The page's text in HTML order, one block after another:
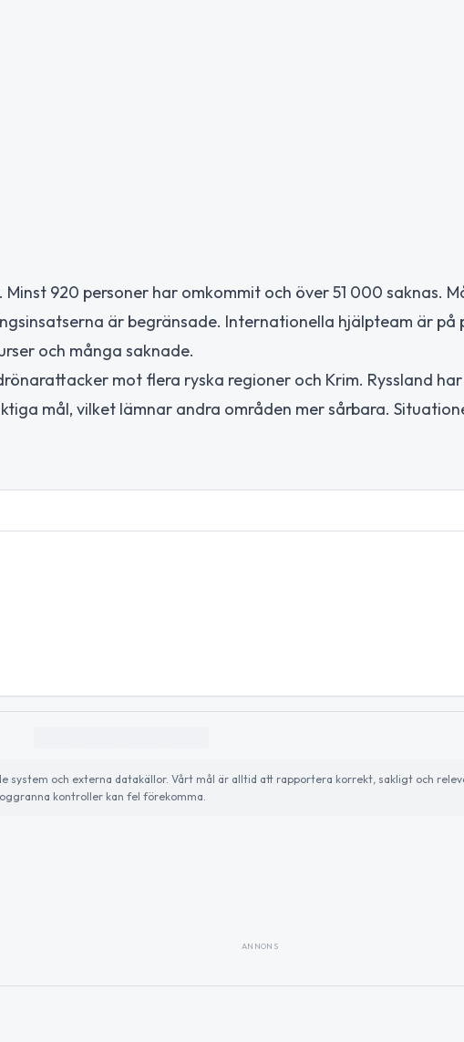
920 personer har omkommit och över 51 000 saknas.
är begränsade. Internationella hjälpteam är på
och många saknade.
mot flera ryska regioner och Krim. Ryssland
mål, vilket lämnar andra områden mer sårbara.
system och externa datakällor. Vårt mål är alltid att rapportera korrekt, sakligt och
kontroller kan fel förekomma.
ANNONS